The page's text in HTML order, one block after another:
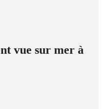
vue sur mer à